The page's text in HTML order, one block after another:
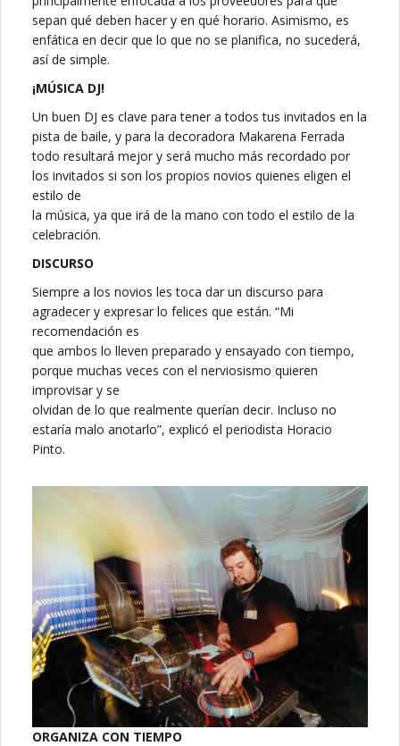
sepan qué deben hacer y en qué horario. Asimismo, es
enfática en decir que lo que no se planifica, no sucederá,
así de simple.
¡MÚSICA DJ!
Un buen DJ es clave para tener a todos tus invitados en la
pista de baile, y para la decoradora Makarena Ferrada
todo resultará mejor y será mucho más recordado por
los invitados si son los propios novios quienes eligen el
estilo de
la música, ya que irá de la mano con todo el estilo de la
celebración.
DISCURSO
Siempre a los novios les toca dar un discurso para
agradecer y expresar lo felices que están. “Mi
recomendación es
que ambos lo lleven preparado y ensayado con tiempo,
porque muchas veces con el nerviosismo quieren
improvisar y se
olvidan de lo que realmente querían decir. Incluso no
estaría malo anotarlo”, explicó el periodista Horacio
Pinto.
ORGANIZA CON TIEMPO